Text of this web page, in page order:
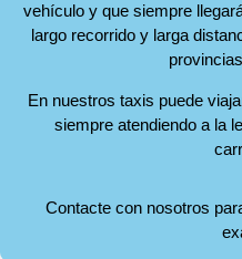
vehículo y que siempre
largo recorrido y larga
En nuestros taxis puede
siempre atendiendo a la
Contacte con nosotros